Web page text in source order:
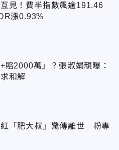
見！費半指數飆逾191.46
漲0.93%
賠2000萬」？張淑娟親曝：
和解
「肥大叔」驚傳離世 粉專